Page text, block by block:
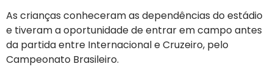
As crianças conheceram as dependências do estádio
e tiveram a oportunidade de entrar em campo antes
da partida entre Internacional e Cruzeiro, pelo
Campeonato Brasileiro.